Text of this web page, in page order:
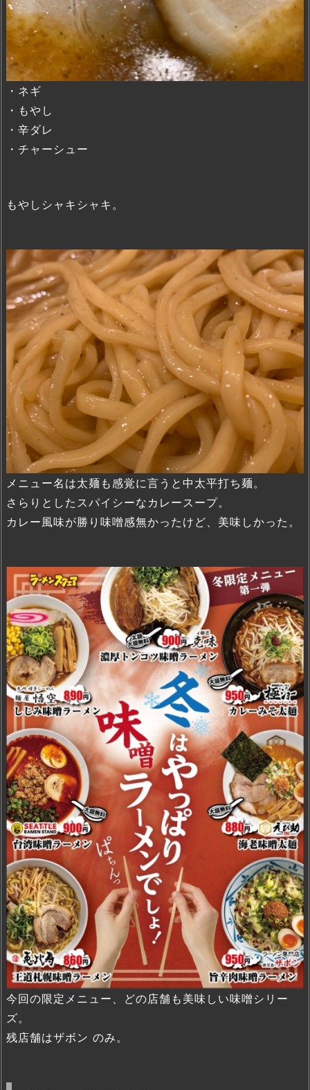
・ネギ
・もやし
・辛ダレ
・チャーシュー
もやしシャキシャキ。
メニュー名は太麺も感覚に言うと中太平打ち麺。
さらりとしたスパイシーなカレースープ。
カレー風味が勝り味噌感無かったけど、美味しかった。
今回の限定メニュー、どの店舗も美味しい味噌シリー
ズ。
残店舗はザボン のみ。